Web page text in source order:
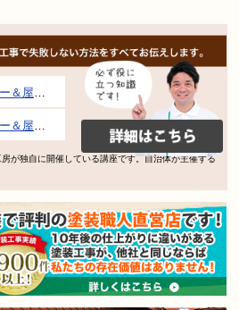
ふメディアコスモス
ふメディアコスモス
が独自に開催している講座です。自治体が主催する